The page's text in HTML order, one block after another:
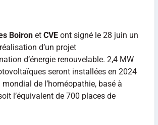
Boiron etCVE ont signé le 28 juin un
d’un projet
d’énergie renouvelable. 2,4 MW
seront installées en 2024
mondial de l’homéopathie, basé à
l’équivalent de 700 places de